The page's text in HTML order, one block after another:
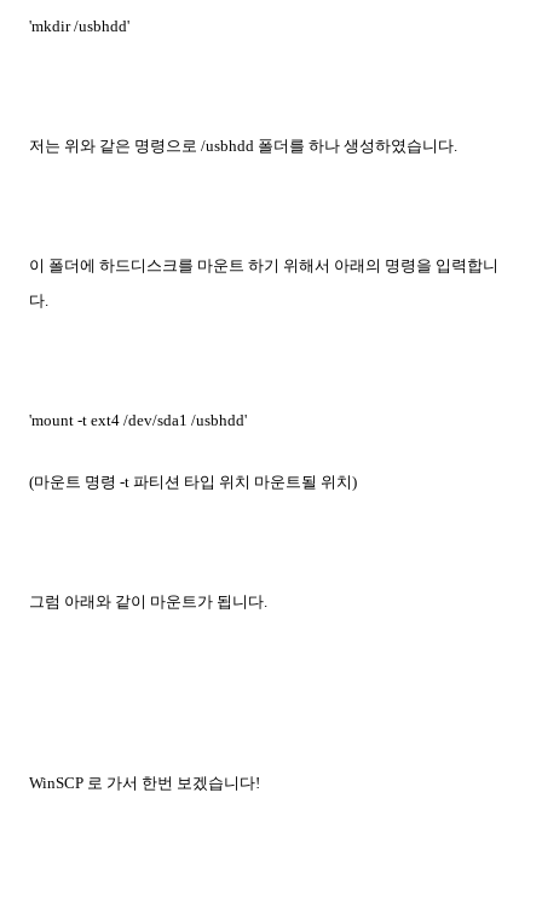
'mkdir /usbhdd'
저는 위와 같은 명령으로 /usbhdd 폴더를 하나 생성하였습니다.
이 폴더에 하드디스크를 마운트 하기 위해서 아래의 명령을 입력합니
다.
'mount -t ext4 /dev/sda1 /usbhdd'
(마운트 명령 -t 파티션 타입 위치 마운트될 위치)
그럼 아래와 같이 마운트가 됩니다.
WinSCP 로 가서 한번 보겠습니다!